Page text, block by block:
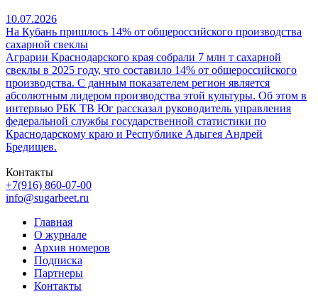
10.07.2026
На Кубань пришлось 14% от общероссийского производства
сахарной свеклы
Аграрии Краснодарского края собрали 7 млн т сахарной
свеклы в 2025 году, что составило 14% от общероссийского
производства. С данным показателем регион является
абсолютным лидером производства этой культуры. Об этом в
интервью РБК ТВ Юг рассказал руководитель управления
федеральной службы государственной статистики по
Краснодарскому краю и Республике Адыгея Андрей
Бредищев.
Контакты
+7(916) 860-07-00
info@sugarbeet.ru
Главная
О журнале
Архив номеров
Подписка
Партнеры
Контакты